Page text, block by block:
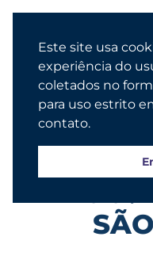
Este site usa
experiência do
coletados no
para uso estrito
contato.